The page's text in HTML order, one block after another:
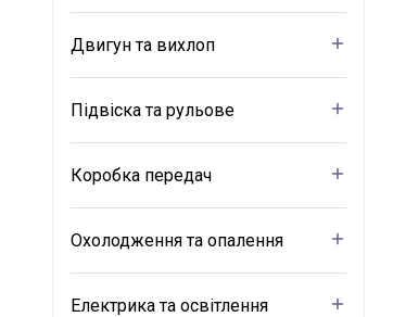
Двигун та вихлоп
Підвіска та рульове
Коробка передач
Охолодження та опалення
Електрика та освітлення